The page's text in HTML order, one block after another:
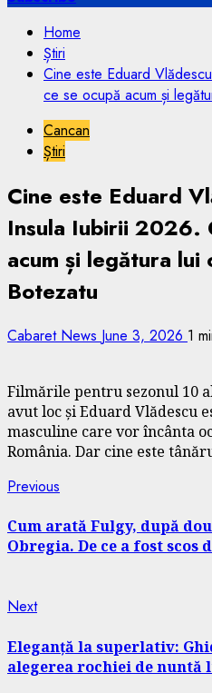
Home
Știri
Cine este Eduard
ce se ocupă acum și
Cancan
Știri
Cine este Eduard
Insula Iubirii 2026.
acum și legătura lui
Botezatu
Cabaret News June 3, 2026 1
Filmările pentru sezonul 10
avut loc și Eduard Vlădescu
masculine care vor încânta
România. Dar cine este
Continue
Reading
Previous
Cum arată Fulgy, după
Obregia. De ce a fost
NextNext
Eleganță la superlativ:
alegerea rochiei de nuntă